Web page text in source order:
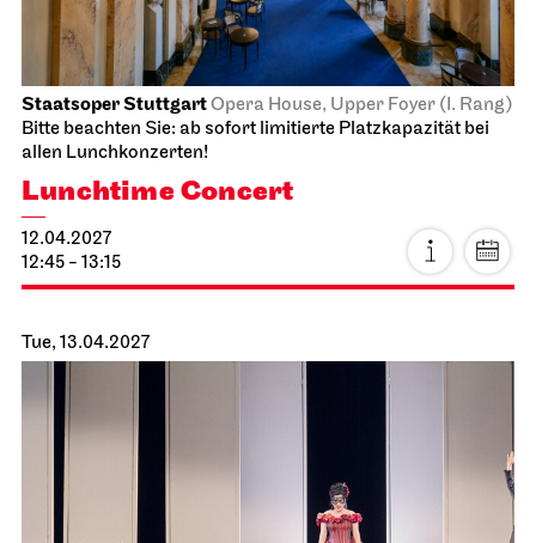
Staatsoper StuttgartOpera House, Upper Foyer (I. Rang)
Bitte beachten Sie: ab sofort limitierte Platzkapazität bei
allen Lunchkonzerten!
Lunchtime Concert
12.04.2027
12:45 - 13:15
Tue, 13.04.2027